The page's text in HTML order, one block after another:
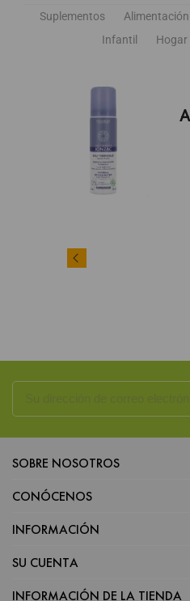
Suplementos Alimentación
Infantil
Hogar
SOBRE NOSOTROS
CONÓCENOS
INFORMACIÓN
SU CUENTA
INFORMACIÓN DE LA TIENDA